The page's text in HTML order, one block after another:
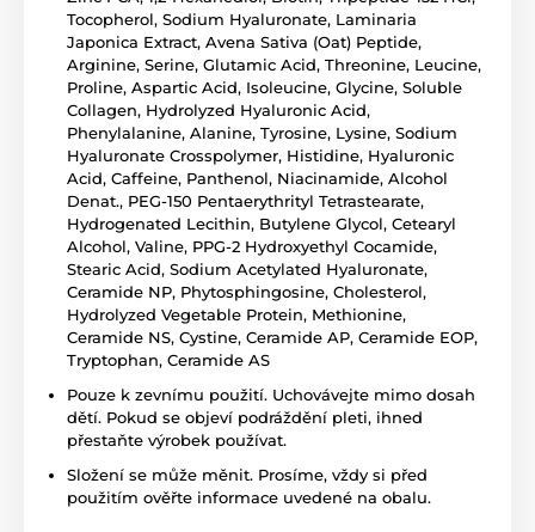
Tocopherol, Sodium Hyaluronate, Laminaria
Japonica Extract, Avena Sativa (Oat) Peptide,
Arginine, Serine, Glutamic Acid, Threonine, Leucine,
Proline, Aspartic Acid, Isoleucine, Glycine, Soluble
Collagen, Hydrolyzed Hyaluronic Acid,
Phenylalanine, Alanine, Tyrosine, Lysine, Sodium
Hyaluronate Crosspolymer, Histidine, Hyaluronic
Acid, Caffeine, Panthenol, Niacinamide, Alcohol
Denat., PEG-150 Pentaerythrityl Tetrastearate,
Hydrogenated Lecithin, Butylene Glycol, Cetearyl
Alcohol, Valine, PPG-2 Hydroxyethyl Cocamide,
Stearic Acid, Sodium Acetylated Hyaluronate,
Ceramide NP, Phytosphingosine, Cholesterol,
Hydrolyzed Vegetable Protein, Methionine,
Ceramide NS, Cystine, Ceramide AP, Ceramide EOP,
Tryptophan, Ceramide AS
Pouze k zevnímu použití. Uchovávejte mimo dosah
dětí. Pokud se objeví podráždění pleti, ihned
přestaňte výrobek používat.
Složení se může měnit. Prosíme, vždy si před
použitím ověřte informace uvedené na obalu.